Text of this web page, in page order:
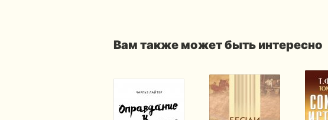
Вам также может быть интересно